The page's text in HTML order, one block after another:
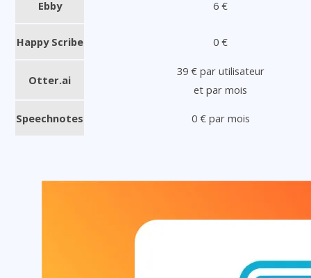
Ebby 6 €
Happy Scribe 0 €
Otter.ai
39 € par utilisateur
et par mois
Speechnotes 0 € par mois